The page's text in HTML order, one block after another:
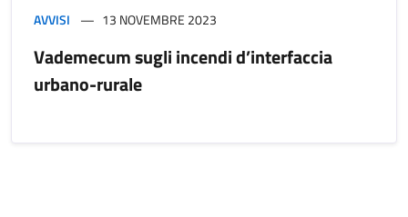
AVVISI 13 NOVEMBRE 2023
Vademecum sugli incendi d’interfaccia
urbano-rurale